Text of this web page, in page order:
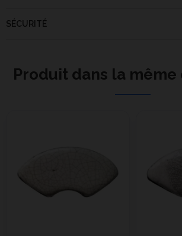
SÉCURITÉ
Produit dans la